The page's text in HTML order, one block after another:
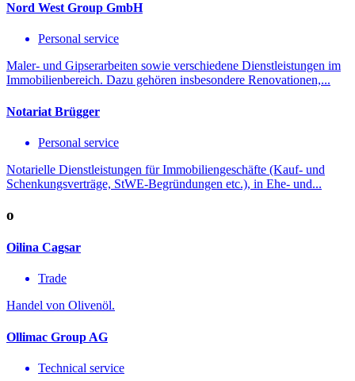
Nord West Group GmbH
Personal service
Maler- und Gipserarbeiten sowie verschiedene Dienstleistungen im
Immobilienbereich. Dazu gehören insbesondere Renovationen,...
Notariat Brügger
Personal service
Notarielle Dienstleistungen für Immobiliengeschäfte (Kauf- und
Schenkungsverträge, StWE-Begründungen etc.), in Ehe- und...
o
Oilina Cagsar
Trade
Handel von Olivenöl.
Ollimac Group AG
Technical service